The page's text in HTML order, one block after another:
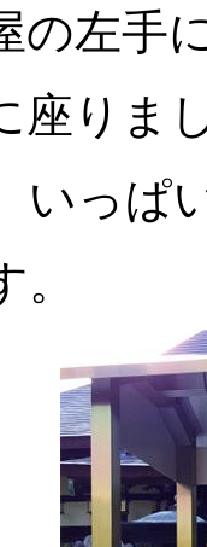
の左手
座りま
いっぱ